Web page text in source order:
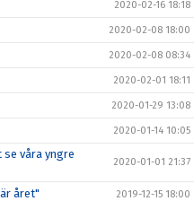
2020-02-16 18:18
2020-02-08 18:00
2020-02-08 08:34
2020-02-01 18:11
2020-01-29 13:08
2020-01-14 10:05
våra yngre
2020-01-01 21:37
året" 2019-12-15 18:00